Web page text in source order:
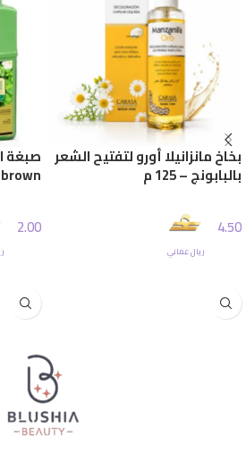
بخاخ مانزانيلا أورو لتفتيح الشعر
بالبابونج – 125 م
4.50
ريال عماني
صبغة
2.00